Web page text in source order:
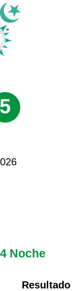
5
Noche
Resultado